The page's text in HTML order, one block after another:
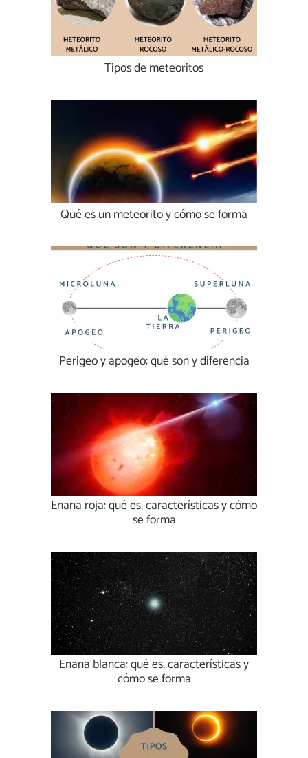
Tipos de meteoritos
Qué es un meteorito y cómo se forma
Perigeo y apogeo: qué son y diferencia
Enana roja: qué es, características y cómo
se forma
Enana blanca: qué es, características y
cómo se forma